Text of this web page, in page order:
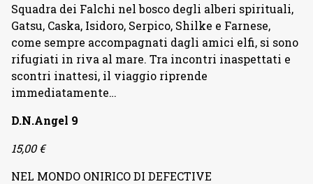
Squadra dei Falchi nel bosco degli alberi spirituali,
Gatsu, Caska, Isidoro, Serpico, Shilke e Farnese,
come sempre accompagnati dagli amici elfi, si sono
rifugiati in riva al mare. Tra incontri inaspettati e
scontri inattesi, il viaggio riprende
immediatamente…
D.N.Angel 9
15,00 €
NEL MONDO ONIRICO DI DEFECTIVE